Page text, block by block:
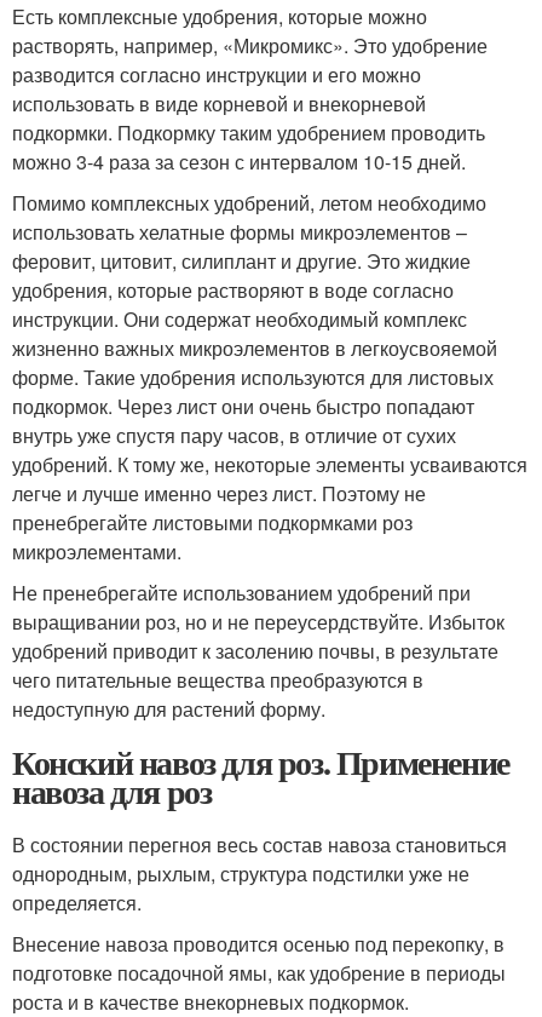
Есть комплексные удобрения, которые можно
растворять, например, «Микромикс». Это удобрение
разводится согласно инструкции и его можно
использовать в виде корневой и внекорневой
подкормки. Подкормку таким удобрением проводить
можно 3-4 раза за сезон с интервалом 10-15 дней.
Помимо комплексных удобрений, летом необходимо
использовать хелатные формы микроэлементов –
феровит, цитовит, силиплант и другие. Это жидкие
удобрения, которые растворяют в воде согласно
инструкции. Они содержат необходимый комплекс
жизненно важных микроэлементов в легкоусвояемой
форме. Такие удобрения используются для листовых
подкормок. Через лист они очень быстро попадают
внутрь уже спустя пару часов, в отличие от сухих
удобрений. К тому же, некоторые элементы усваиваются
легче и лучше именно через лист. Поэтому не
пренебрегайте листовыми подкормками роз
микроэлементами.
Не пренебрегайте использованием удобрений при
выращивании роз, но и не переусердствуйте. Избыток
удобрений приводит к засолению почвы, в результате
чего питательные вещества преобразуются в
недоступную для растений форму.
Конский навоз для роз. Применение
навоза для роз
В состоянии перегноя весь состав навоза становиться
однородным, рыхлым, структура подстилки уже не
определяется.
Внесение навоза проводится осенью под перекопку, в
подготовке посадочной ямы, как удобрение в периоды
роста и в качестве внекорневых подкормок.